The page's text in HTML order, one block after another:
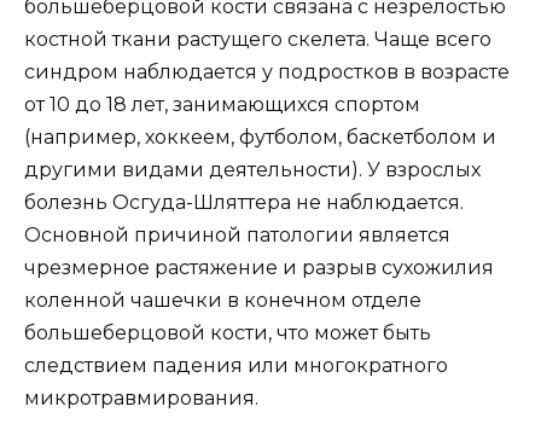
большеберцовой кости связана с незрелостью
костной ткани растущего скелета. Чаще всего
синдром наблюдается у подростков в возрасте
от 10 до 18 лет, занимающихся спортом
(например, хоккеем, футболом, баскетболом и
другими видами деятельности). У взрослых
болезнь Осгуда-Шляттера не наблюдается.
Основной причиной патологии является
чрезмерное растяжение и разрыв сухожилия
коленной чашечки в конечном отделе
большеберцовой кости, что может быть
следствием падения или многократного
микротравмирования.